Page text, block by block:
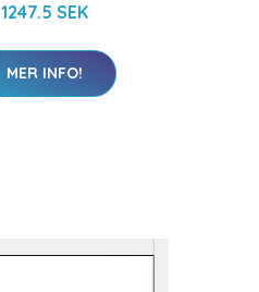
1247.5 SEK
MER INFO!